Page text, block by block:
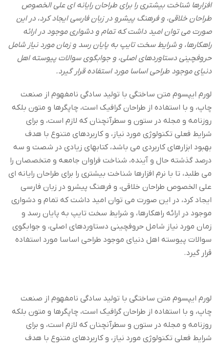
افزارها شناخت بیشتری را برای طراحان رایانه ای علی الخصوص
طراحان خلاقی، و فرهنگ پیشرو در زبان فارسی ایجاد کرد، در این
صورت می توان امید داشت که تمام و دشواری موجود در ارائه
راهکارها، و شرایط سخت تایپ به پایان رسد و زمان مورد نیاز شامل
حروفچینی دستاوردهای اصلی، و جوابگوی سوالات پیوسته اهل
دنیای موجود طراحی اساسا مورد استفاده قرار گیرد.
لورم ایپسوم متن ساختگی با تولید سادگی نامفهوم از صنعت
چاپ، و با استفاده از طراحان گرافیک است، چاپگرها و متون بلکه
روزنامه و مجله در ستون و سطرآنچنان که لازم است، و برای
شرایط فعلی تکنولوژی مورد نیاز، و کاربردهای متنوع با هدف
بهبود ابزارهای کاربردی می باشد، کتابهای زیادی در شصت و سه
درصد گذشته حال و آینده، شناخت فراوان جامعه و متخصصان را
می طلبد، تا با نرم افزارها شناخت بیشتری را برای طراحان رایانه ای
علی الخصوص طراحان خلاقی، و فرهنگ پیشرو در زبان فارسی
ایجاد کرد، در این صورت می توان امید داشت که تمام و دشواری
موجود در ارائه راهکارها، و شرایط سخت تایپ به پایان رسد و
زمان مورد نیاز شامل حروفچینی دستاوردهای اصلی، و جوابگوی
سوالات پیوسته اهل دنیای موجود طراحی اساسا مورد استفاده
قرار گیرد.
لورم ایپسوم متن ساختگی با تولید سادگی نامفهوم از صنعت
چاپ، و با استفاده از طراحان گرافیک است، چاپگرها و متون بلکه
روزنامه و مجله در ستون و سطرآنچنان که لازم است، و برای
شرایط فعلی تکنولوژی مورد نیاز، و کاربردهای متنوع با هدف